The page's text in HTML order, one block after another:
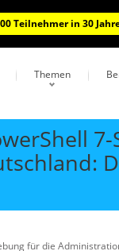
Teilnehmer in 30
Themen
für die